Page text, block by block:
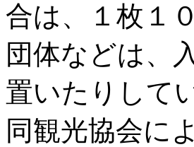
合は、１枚１
団体などは、
置いたりして
同観光協会に